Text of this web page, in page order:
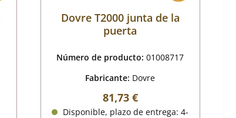
Dovre T2000 junta de la
puerta
Número de producto:01008717
Fabricante: Dovre
Precio normal:
81,73 €
Disponible, plazo de entrega: 4-